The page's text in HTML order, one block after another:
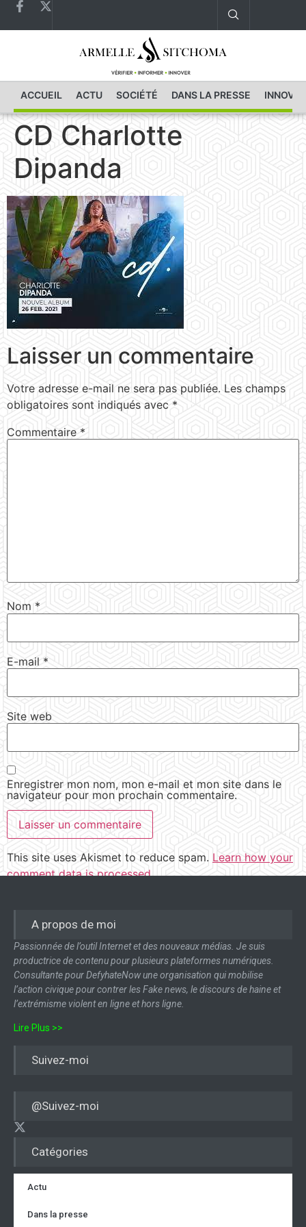
ACCUEIL ACTU SOCIÉTÉ DANS LA PRESSE
CD Charlotte
Dipanda
Laisser un commentaire
Votre adresse e-mail ne sera pas publiée. Les champs
obligatoires sont indiqués avec *
Commentaire *
Nom *
E-mail *
Site web
Enregistrer mon nom, mon e-mail et mon site dans le
navigateur pour mon prochain commentaire.
This site uses Akismet to reduce spam. Learn how your
comment data is processed.
Catégories
Actu
Dans la presse
A propos de moi
Passionnée de l’outil Internet et des nouveaux médias. Je suis
productrice de contenu pour plusieurs plateformes numériques.
Consultante pour DefyhateNow une organisation qui mobilise
l’action civique pour contrer les Fake news, le discours de haine et
l’extrémisme violent en ligne et hors ligne.
Lire Plus >>
Suivez-moi
@Suivez-moi